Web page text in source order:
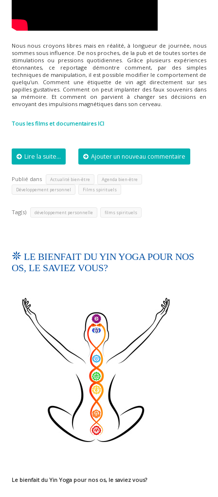
Nous nous croyons libres mais en réalité, à longueur de journée, nous
sommes sous influence. De nos proches, de la pub et de toutes sortes de
stimulations ou pressions quotidiennes. Grâce plusieurs expériences
étonnantes, ce reportage démontre comment, par des simples
techniques de manipulation, il est possible modifier le comportement de
quelqu'un. Comment une étiquette de vin agit directement sur ses
papilles gustatives. Comment on peut implanter des faux souvenirs dans
sa mémoire. Et comment on parvient à changer ses décisions en
envoyant des impulsions magnétiques dans son cerveau.
Tous les films et documentaires ICI
Lire la suite... Ajouter un nouveau commentaire
Publié dans Actualité bien-être Agenda bien-être
Développement personnel Films spirituels
Tag(s) développement personnelle films spirituels
LE BIENFAIT DU YIN YOGA POUR NOS
OS, LE SAVIEZ VOUS?
Le bienfait du Yin Yoga pour nos os, le saviez vous?